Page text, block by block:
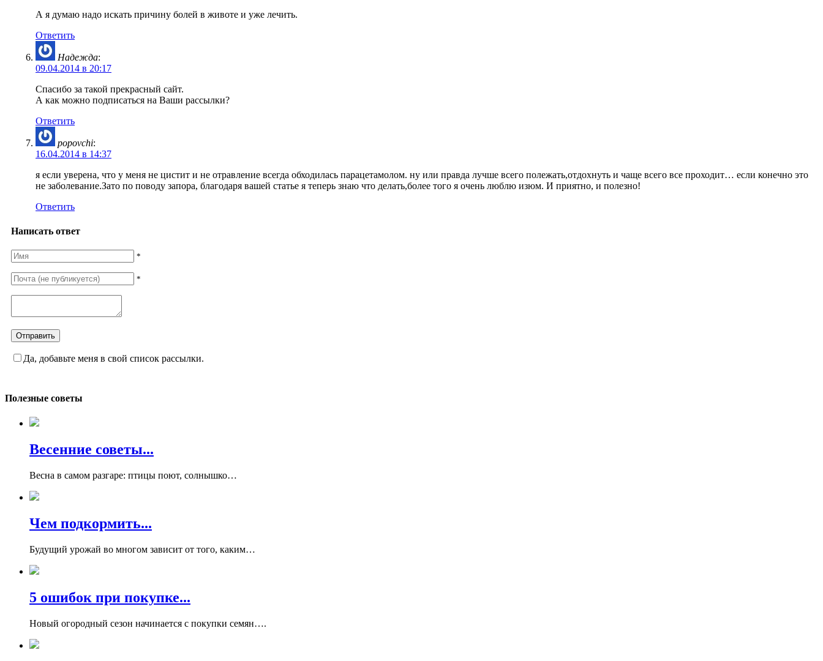
А я думаю надо искать причину болей в животе и уже лечить.
Ответить
Надежда:
09.04.2014 в 20:17
Спасибо за такой прекрасный сайт.
А как можно подписаться на Ваши рассылки?
Ответить
popovchi:
16.04.2014 в 14:37
я если уверена, что у меня не цистит и не отравление всегда обходилась парацетамолом. ну или правда лучше всего полежать,отдохнуть и чаще всего все проходит… если конечно это
не заболевание.Зато по поводу запора, благодаря вашей статье я теперь знаю что делать,более того я очень люблю изюм. И приятно, и полезно!
Ответить
Написать ответ
*
*
Да, добавьте меня в свой список рассылки.
Полезные советы
Весенние советы...
Весна в самом разгаре: птицы поют, солнышко…
Чем подкормить...
Будущий урожай во многом зависит от того, каким…
5 ошибок при покупке...
Новый огородный сезон начинается с покупки семян….